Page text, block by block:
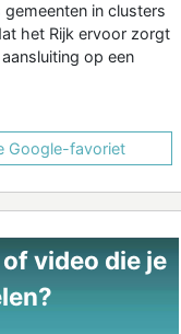
in clusters
het Rijk ervoor zorgt
op een
Google-favoriet
video die je